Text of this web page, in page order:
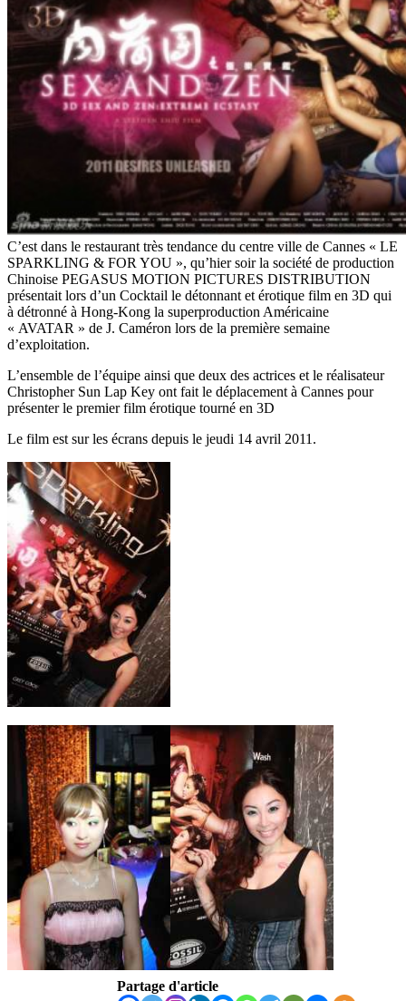
C’est dans le restaurant très tendance du centre ville de Cannes « LE
SPARKLING & FOR YOU », qu’hier soir la société de production
Chinoise PEGASUS MOTION PICTURES DISTRIBUTION
présentait lors d’un Cocktail le détonnant et érotique film en 3D qui
à détronné à Hong-Kong la superproduction Américaine
« AVATAR » de J. Caméron lors de la première semaine
d’exploitation.
L’ensemble de l’équipe ainsi que deux des actrices et le réalisateur
Christopher Sun Lap Key ont fait le déplacement à Cannes pour
présenter le premier film érotique tourné en 3D
Le film est sur les écrans depuis le jeudi 14 avril 2011.
Partage d'article